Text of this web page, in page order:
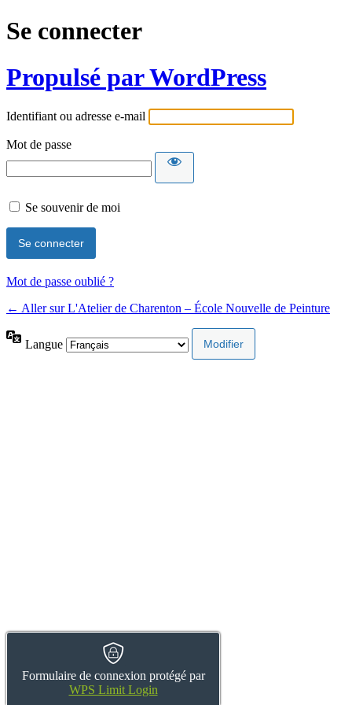
Se connecter
Propulsé par WordPress
Identifiant ou adresse e-mail
Mot de passe
Formulaire de connexion protégé par
WPS Limit Login
Se souvenir de moi
Mot de passe oublié ?
← Aller sur L'Atelier de Charenton – École Nouvelle de Peinture
Langue